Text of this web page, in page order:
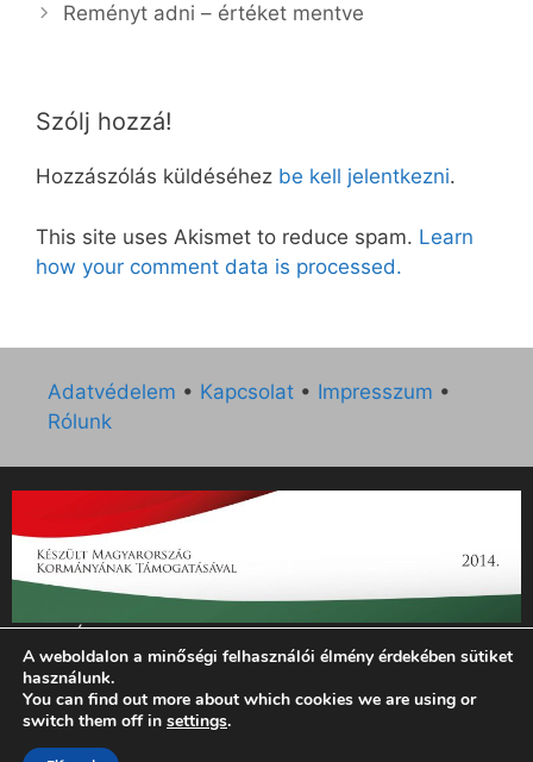
Reményt adni – értéket mentve
Szólj hozzá!
Hozzászólás küldéséhez be kell jelentkezni.
This site uses Akismet to reduce spam. Learn
how your comment data is processed.
Adatvédelem • Kapcsolat • Impresszum •
Rólunk
„Az Új Ember katolikus hetilap 2014. évi működésének
támogatását az EGYH-KCP-14-P-0121 sz. támogatási
szerződés keretében 3 000 000 Ft összegben támogatta az
Emberi Erőforrások Minisztériuma.”
A weboldalon a minőségi felhasználói élmény érdekében sütiket
használunk.
You can find out more about which cookies we are using or
switch them off in settings.